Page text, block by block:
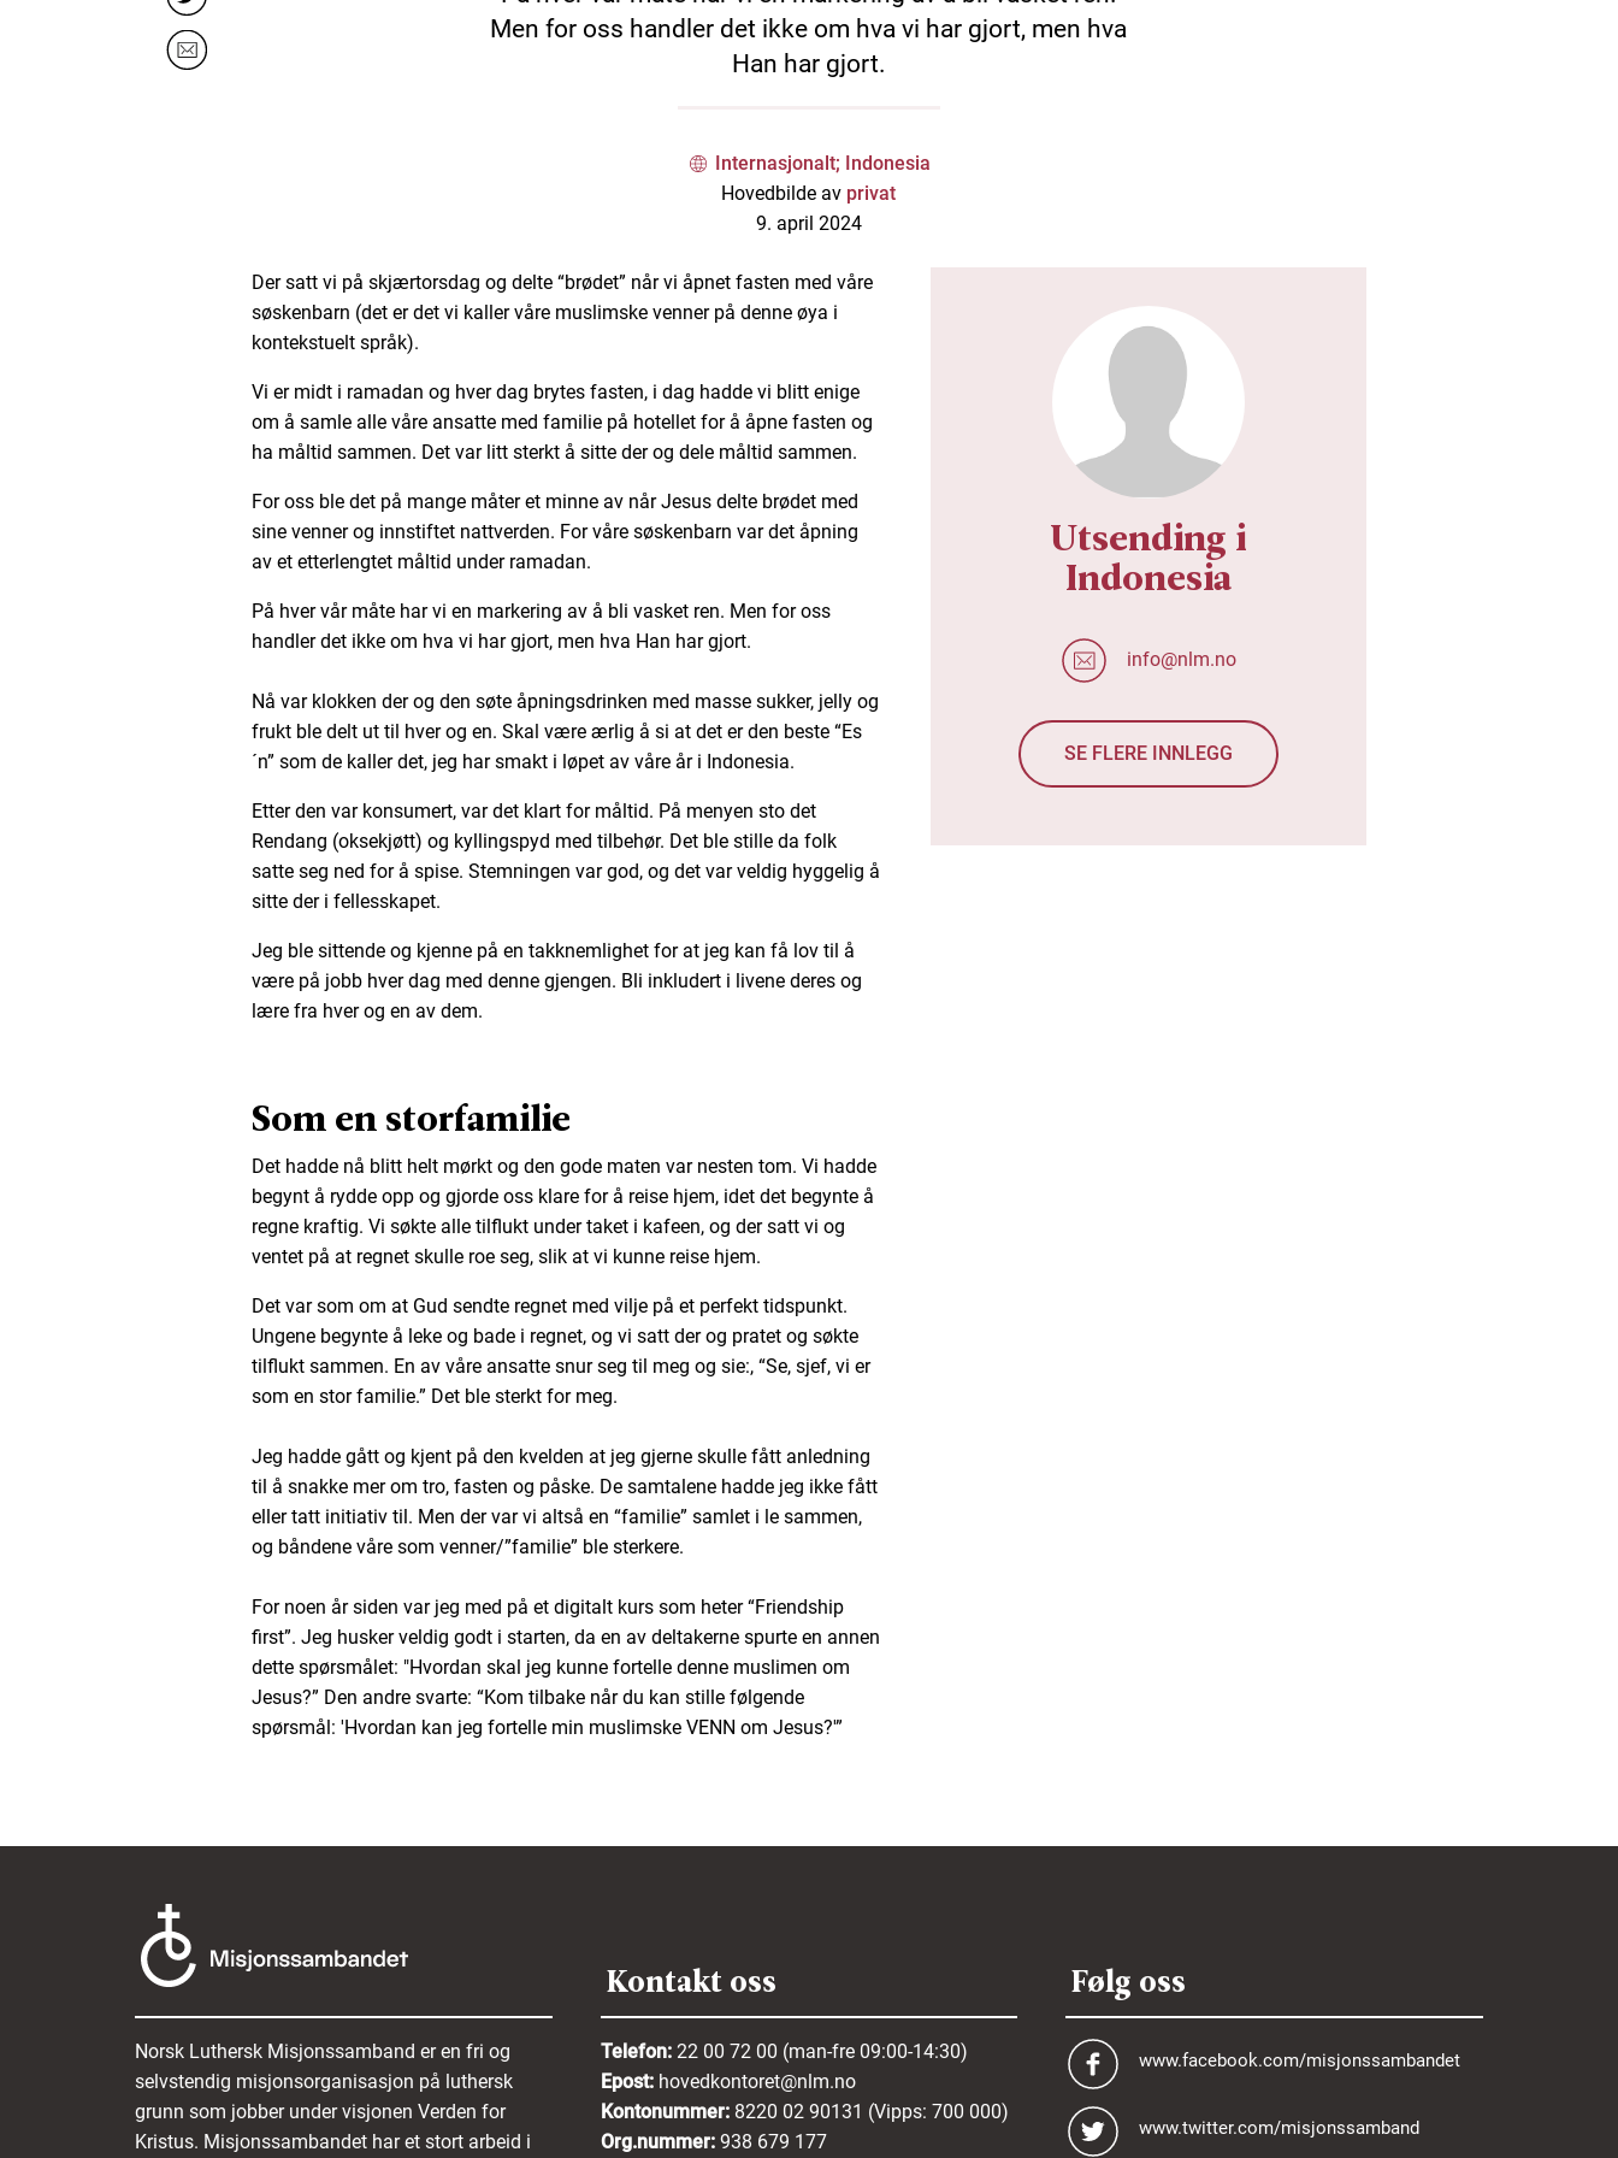
Men for oss handler det ikke om hva vi har gjort, men hva
Han har gjort.
Internasjonalt; Indonesia
Hovedbilde av privat
9. april 2024
Der satt vi på skjærtorsdag og delte “brødet” når vi åpnet fasten med våre
søskenbarn (det er det vi kaller våre muslimske venner på denne øya i
kontekstuelt språk).
Vi er midt i ramadan og hver dag brytes fasten, i dag hadde vi blitt enige
om å samle alle våre ansatte med familie på hotellet for å åpne fasten og
ha måltid sammen. Det var litt sterkt å sitte der og dele måltid sammen.
For oss ble det på mange måter et minne av når Jesus delte brødet med
sine venner og innstiftet nattverden. For våre søskenbarn var det åpning
av et etterlengtet måltid under ramadan.
På hver vår måte har vi en markering av å bli vasket ren. Men for oss
handler det ikke om hva vi har gjort, men hva Han har gjort.
Nå var klokken der og den søte åpningsdrinken med masse sukker, jelly og
frukt ble delt ut til hver og en. Skal være ærlig å si at det er den beste “Es
´n” som de kaller det, jeg har smakt i løpet av våre år i Indonesia.
Etter den var konsumert, var det klart for måltid. På menyen sto det
Rendang (oksekjøtt) og kyllingspyd med tilbehør. Det ble stille da folk
satte seg ned for å spise. Stemningen var god, og det var veldig hyggelig å
sitte der i fellesskapet.
Jeg ble sittende og kjenne på en takknemlighet for at jeg kan få lov til å
være på jobb hver dag med denne gjengen. Bli inkludert i livene deres og
lære fra hver og en av dem.
Som en storfamilie
Det hadde nå blitt helt mørkt og den gode maten var nesten tom. Vi hadde
begynt å rydde opp og gjorde oss klare for å reise hjem, idet det begynte å
regne kraftig. Vi søkte alle tilflukt under taket i kafeen, og der satt vi og
ventet på at regnet skulle roe seg, slik at vi kunne reise hjem.
Det var som om at Gud sendte regnet med vilje på et perfekt tidspunkt.
Ungene begynte å leke og bade i regnet, og vi satt der og pratet og søkte
tilflukt sammen. En av våre ansatte snur seg til meg og sie:, “Se, sjef, vi er
som en stor familie.” Det ble sterkt for meg.
Jeg hadde gått og kjent på den kvelden at jeg gjerne skulle fått anledning
til å snakke mer om tro, fasten og påske. De samtalene hadde jeg ikke fått
eller tatt initiativ til. Men der var vi altså en “familie” samlet i le sammen,
og båndene våre som venner/”familie” ble sterkere.
For noen år siden var jeg med på et digitalt kurs som heter “Friendship
first”. Jeg husker veldig godt i starten, da en av deltakerne spurte en annen
dette spørsmålet: "Hvordan skal jeg kunne fortelle denne muslimen om
Jesus?” Den andre svarte: “Kom tilbake når du kan stille følgende
spørsmål: 'Hvordan kan jeg fortelle min muslimske VENN om Jesus?'”
Utsending i
Indonesia
info@nlm.no
SE FLERE INNLEGG
Norsk Luthersk Misjonssamband er en fri og
selvstendig misjonsorganisasjon på luthersk
grunn som jobber under visjonen Verden for
Kristus. Misjonssambandet har et stort arbeid i
Kontakt oss
Telefon: 22 00 72 00 (man-fre 09:00-14:30)
Epost: hovedkontoret@nlm.no
Kontonummer: 8220 02 90131 (Vipps: 700 000)
Org.nummer: 938 679 177
Følg oss
www.facebook.com/misjonssambandet
www.twitter.com/misjonssamband